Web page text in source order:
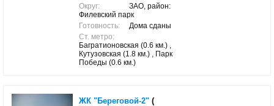
Округ:
ЗАО, район:
Филевский парк
Готовность:
Дома сданы
Ст. метро:
Багратионовская (0.6 км.) ,
Кутузовская (1.8 км.) , Парк
Победы (0.6 км.)
ЖК "Береговой-2" (